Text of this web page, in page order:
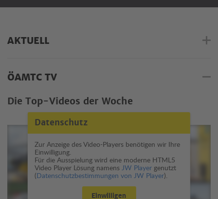
AKTUELL
ÖAMTC TV
Die Top-Videos der Woche
Datenschutz
Zur Anzeige des Video-Players benötigen wir Ihre
Einwilligung.
Für die Ausspielung wird eine moderne HTML5
Video Player Lösung namens JW Playergenutzt
(Datenschutzbestimmungen von JW Player).
Einwilligen